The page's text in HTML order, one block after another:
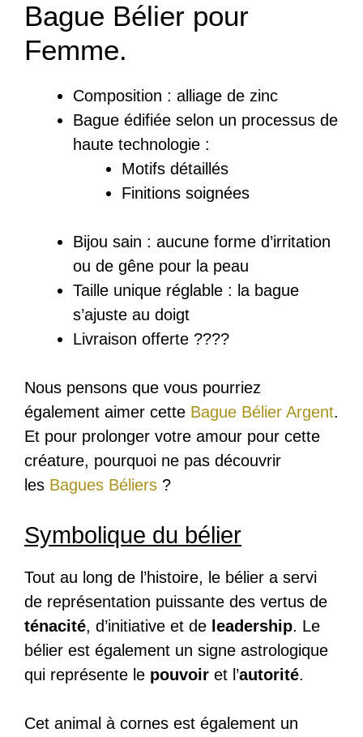
Bague Bélier pour
Femme.
Composition : a lliage de zinc
Bague édifiée selon un processus de
haute technologie :
Motifs détaillés
Finitions soignées
Bijou sain : aucune forme d’irritation
ou de gêne pour la peau
Taille unique réglable : la bague
s’ajuste au doigt
Livraison offerte ????
Nous pensons que vous pourriez
également aimer cette Bague Bélier Argent.
Et pour prolonger votre amour pour cette
créature, pourquoi ne pas découvrir
les Bagues Béliers ?
Symbolique du bélier
Tout au long de l’histoire, le bélier a servi
de représentation puissante des vertus de
ténacité, d’initiative et de leadership. Le
bélier est également un signe astrologique
qui représente le pouvoir et l’autorité.
Cet animal à cornes est également un